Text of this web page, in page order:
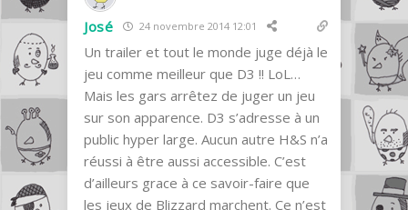
José 24 novembre 2014 12:01
Un trailer et tout le monde juge déjà le
jeu comme meilleur que D3 !! LoL…
Mais les gars arrêtez de juger un jeu
sur son apparence. D3 s’adresse à un
public hyper large. Aucun autre H&S n’a
réussi à être aussi accessible. C’est
d’ailleurs grace à ce savoir-faire que
les jeux de Blizzard marchent. Ce n’est